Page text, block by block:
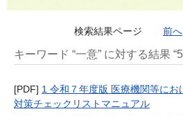
検索結果ページ 前へ
キーワード “一意” に対する結果
[PDF] 1 令和７年度版 医療機関等にお
対策チェックリストマニュアル